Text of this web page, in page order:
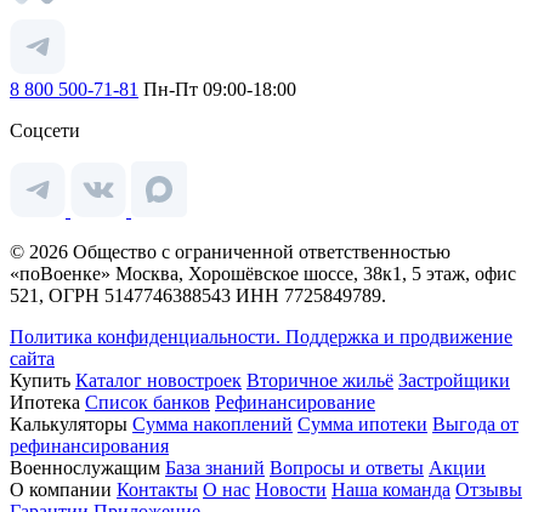
8 800 500-71-81 Пн-Пт 09:00-18:00
Соцсети
© 2026 Общество с ограниченной ответственностью
«поВоенке» Москва, Хорошёвское шоссе, 38к1, 5 этаж, офис
521, ОГРН 5147746388543 ИНН 7725849789.
Политика конфиденциальности. Поддержка и продвижение
сайта
Купить Каталог новостроек Вторичное жильё Застройщики
Ипотека Список банков Рефинансирование
Калькуляторы Сумма накоплений Сумма ипотеки Выгода от
рефинансирования
Военнослужащим База знаний Вопросы и ответы Акции
О компании Контакты О нас Новости Наша команда Отзывы